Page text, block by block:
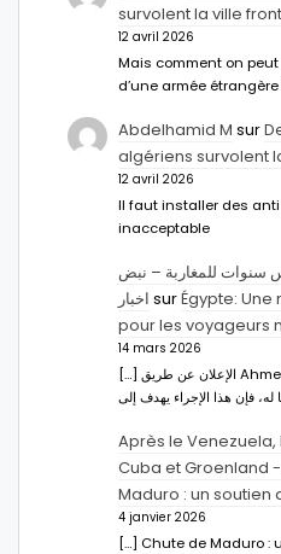
survolent la ville
12 avril 2026
Mais comment on
d’une armée
Abdelhamid M sur
algériens survolent
12 avril 2026
Il faut installer des
inacceptable
سنوات للمغاربة – نبض
اخبار surÉgypte:
pour les voyageurs
14 mars 2026
[…] الإعلان عن طريق Ahmed Abdel-Latifسفير مصر بالرباط.
Après le
Cuba et Groenland
Maduro : un soutien
4 janvier 2026
[…] Chute de Maduro :